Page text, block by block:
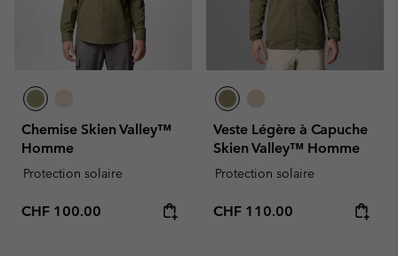
Chemise Skien Valley™
Homme
Protection solaire
Regular price:
CHF 100.00
Veste Légère à Capuche
Skien Valley™ Homme
Protection solaire
Regular price:
CHF 110.00